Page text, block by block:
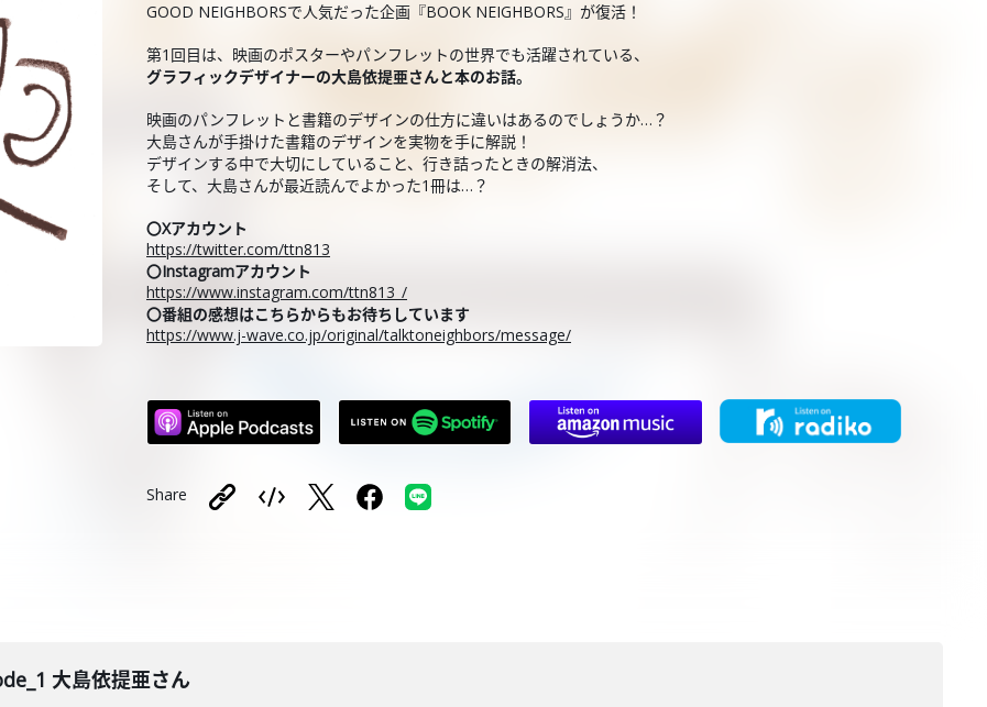
GOOD NEIGHBORSで人気だった企画『BOOK NEIGHBORS』が復活！
第1回目は、映画のポスターやパンフレットの世界でも活躍されている、
グラフィックデザイナーの大島依提亜さんと本のお話。
映画のパンフレットと書籍のデザインの仕方に違いはあるのでしょうか…？
大島さんが手掛けた書籍のデザインを実物を手に解説！
デザインする中で大切にしていること、行き詰ったときの解消法、
そして、大島さんが最近読んでよかった1冊は…？
〇Xアカウント
https://twitter.com/ttn813
〇Instagramアカウント
https://www.instagram.com/ttn813_/
〇番組の感想はこちらからもお待ちしています
https://www.j-wave.co.jp/original/talktoneighbors/message/
Share
大島依提亜さん